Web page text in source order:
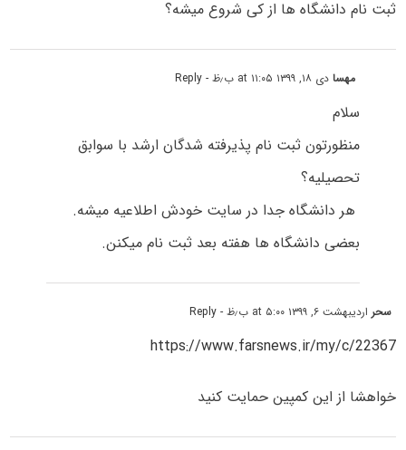
ثبت نام دانشگاه ها از کی شروع میشه؟
مهسادی ۱۸, ۱۳۹۹ at ۱۱:۰۵ ب٫ظ - Reply
سلام
منظورتون ثبت نام پذیرفته شدگان ارشد با سوابق
تحصیلیه؟
هر دانشگاه جدا در سایت خودش اطلاعیه میشه.
بعضی دانشگاه ها هفته بعد ثبت نام میکنن.
سحراردیبهشت ۶, ۱۳۹۹ at ۵:۰۰ ب٫ظ - Reply
https://www.farsnews.ir/my/c/22367
خواهشا از این کمپین حمایت کنید